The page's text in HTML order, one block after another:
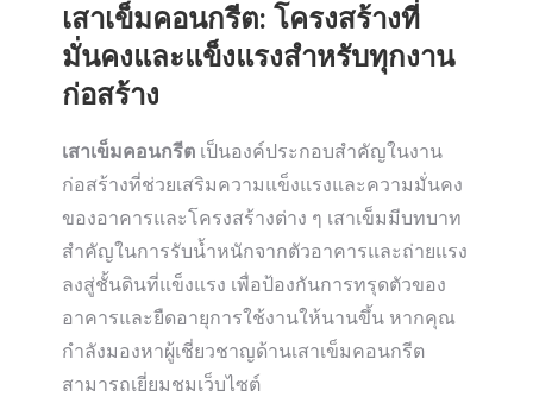
เสาเข็มคอนกรีต: โครงสร้างที่
มั่นคงและแข็งแรงสำหรับทุกงาน
ก่อสร้าง
เสาเข็มคอนกรีต เป็นองค์ประกอบสำคัญในงาน
ก่อสร้างที่ช่วยเสริมความแข็งแรงและความมั่นคง
ของอาคารและโครงสร้างต่าง ๆ เสาเข็มมีบทบาท
สำคัญในการรับน้ำหนักจากตัวอาคารและถ่ายแรง
ลงสู่ชั้นดินที่แข็งแรง เพื่อป้องกันการทรุดตัวของ
อาคารและยืดอายุการใช้งานให้นานขึ้น หากคุณ
กำลังมองหาผู้เชี่ยวชาญด้านเสาเข็มคอนกรีต
สามารถเยี่ยมชมเว็บไซต์